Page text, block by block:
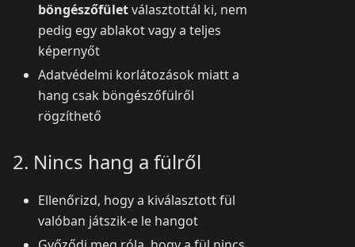
böngészőfületválasztottál ki, nem
pedig egy ablakot vagy a teljes
képernyőt
Adatvédelmi korlátozások miatt a
hang csak böngészőfülről
rögzíthető
2. Nincs hang a fülről
Ellenőrizd, hogy a kiválasztott fül
valóban játszik-e le hangot